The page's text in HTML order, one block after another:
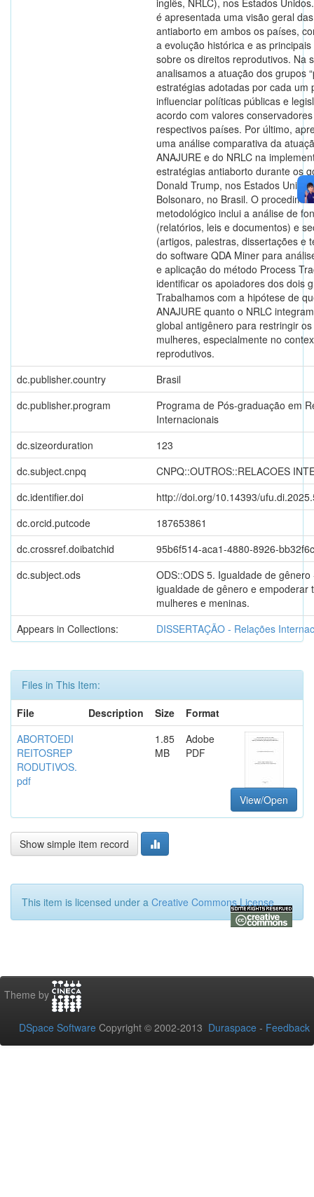
é apresentada uma visão geral
antiaborto em ambos os países,
a evolução histórica e as
sobre os direitos reprodutivos. Na
analisamos a atuação dos grupos
estratégias adotadas por cada um
influenciar políticas públicas e
acordo com valores
respectivos países. Por último,
uma análise comparativa da
ANAJURE e do NRLC na
estratégias antiaborto durante os
Donald Trump, nos Estados
Bolsonaro, no Brasil. O
metodológico inclui a análise de
(relatórios, leis e documentos) e
(artigos, palestras, dissertações e
do software QDA Miner para
e aplicação do método Process
identificar os apoiadores dos dois
Trabalhamos com a hipótese de
ANAJURE quanto o NRLC
global antigênero para restringir
mulheres, especialmente no
reprodutivos.
dc.publisher.country
Brasil
dc.publisher.program
Programa de Pós-graduação em
Internacionais
dc.sizeorduration
123
dc.subject.cnpq
CNPQ::OUTROS::RELACOES
dc.identifier.doi
http://doi.org/10.14393/
dc.orcid.putcode
187653861
dc.crossref.doibatchid
95b6f514-aca1-4880-8926-
dc.subject.ods
ODS::ODS 5. Igualdade de
igualdade de gênero e empoderar
mulheres e meninas.
Appears in Collections:
DISSERTAÇÃO - Relações
Files in This Item:
File
Description Size
Format
ABORTOEDI
REITOSREP
RODUTIVOS.
pdf
1.85
MB
Adobe
PDF
View/Open
Show simple item record
This item is licensed under a Creative Commons License
Theme by
DSpace Software Copyright © 2002-2013 Duraspace - Feedback